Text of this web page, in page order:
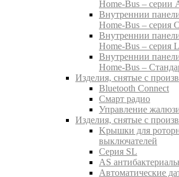
Home-Bus – серии
Внутреннии
Home-Bus – серия
Внутреннии
Home-Bus – серия
Внутреннии
Home-Bus –
Изделия, снятые с
Bluetooth Connect
Смарт радио
Управление
Изделия, снятые с
Kрышки для
выключателей
Серия SL
AS
Aвтоматические